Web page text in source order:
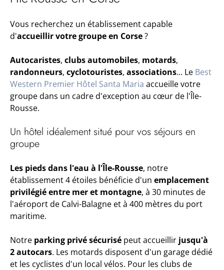
Vous recherchez un établissement capable
d'accueillir votre groupe en Corse?
Autocaristes, clubs automobiles, motards,
randonneurs, cyclotouristes, associations... Le Best
Western Premier Hôtel Santa Maria accueille votre
groupe dans un cadre d'exception au cœur de l'Île-
Rousse.
Un hôtel idéalement situé pour vos séjours en
groupe
Les pieds dans l'eau à l'Île-Rousse, notre
établissement 4 étoiles bénéficie d'un emplacement
privilégié entre mer et montagne, à 30 minutes de
l'aéroport de Calvi-Balagne et à 400 mètres du port
maritime.
Notre parking privé sécurisé peut accueillir jusqu'à
2 autocars. Les motards disposent d'un garage dédié
et les cyclistes d'un local vélos. Pour les clubs de